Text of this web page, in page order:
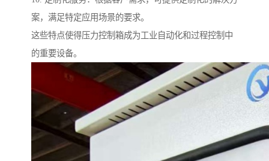
案，满足特定应用场景的要求。
这些特点使得压力控制箱成为工业自动化和过程控制中
的重要设备。